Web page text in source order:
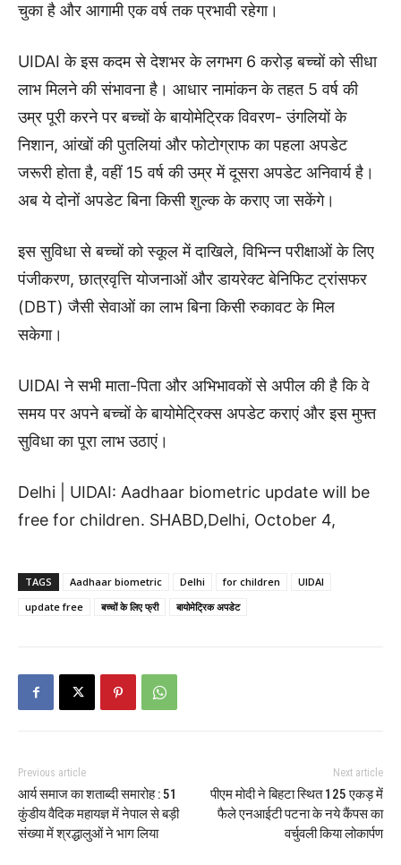
चुका है और आगामी एक वर्ष तक प्रभावी रहेगा।
UIDAI के इस कदम से देशभर के लगभग 6 करोड़ बच्चों को सीधा
लाभ मिलने की संभावना है। आधार नामांकन के तहत 5 वर्ष की
उम्र पूरी करने पर बच्चों के बायोमेट्रिक विवरण- उंगलियों के
निशान, आंखों की पुतलियां और फोटोग्राफ का पहला अपडेट
जरूरी होता है, वहीं 15 वर्ष की उम्र में दूसरा अपडेट अनिवार्य है।
अब ये दोनों अपडेट बिना किसी शुल्क के कराए जा सकेंगे।
इस सुविधा से बच्चों को स्कूल में दाखिले, विभिन्न परीक्षाओं के लिए
पंजीकरण, छात्रवृत्ति योजनाओं और डायरेक्ट बेनिफिट ट्रांसफर
(DBT) जैसी सेवाओं का लाभ बिना किसी रुकावट के मिल
सकेगा।
UIDAI ने सभी माता-पिता और अभिभावकों से अपील की है कि वे
समय पर अपने बच्चों के बायोमेट्रिक्स अपडेट कराएं और इस मुफ्त
सुविधा का पूरा लाभ उठाएं।
Delhi | UIDAI: Aadhaar biometric update will be
free for children. SHABD,Delhi, October 4,
TAGS Aadhaar biometric Delhi for children
UIDAI
update free
बच्चों के लिए फ्री बायोमेट्रिक अपडेट
Previous article
आर्य समाज का शताब्दी समारोह : 51
कुंडीय वैदिक महायज्ञ में नेपाल से बड़ी
संख्या में श्रद्धालुओं ने भाग लिया
Next article
पीएम मोदी ने बिहटा स्थित 125 एकड़ में
फैले एनआईटी पटना के नये कैंपस का
वर्चुवली किया लोकार्पण